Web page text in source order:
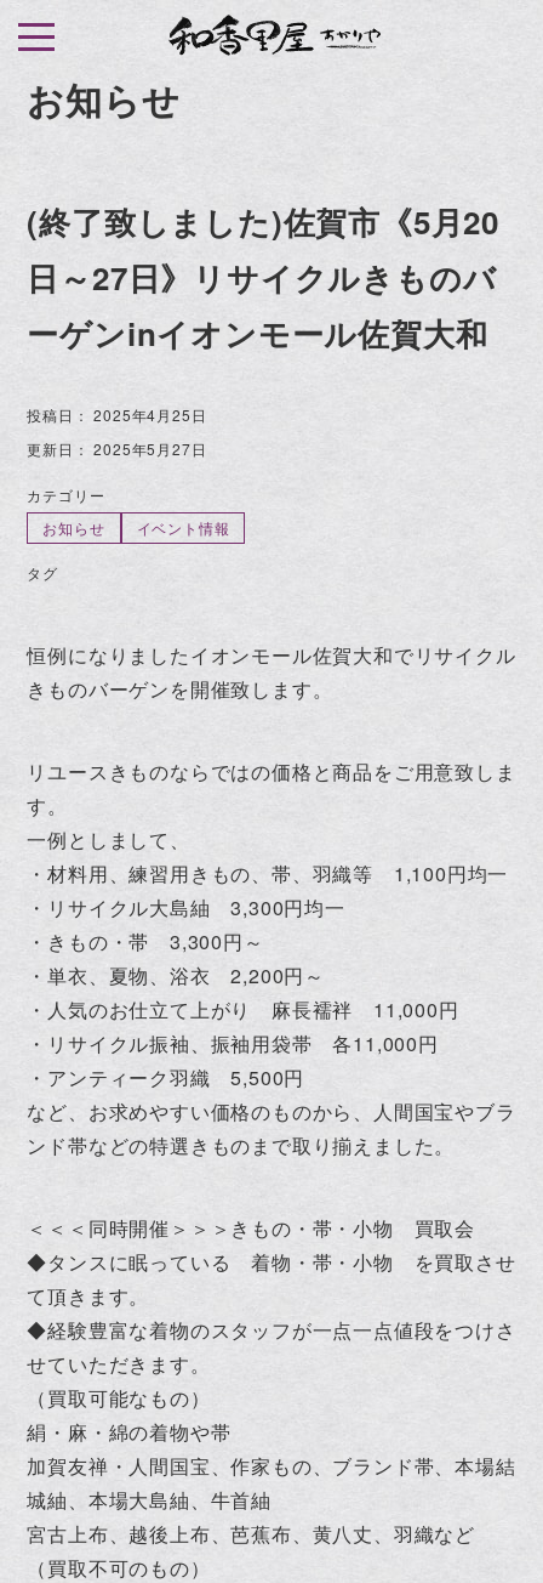
お知らせ
(終了致しました)佐賀市《5月20
日～27日》リサイクルきものバ
ーゲンinイオンモール佐賀大和
投稿日： 2025年4月25日
更新日： 2025年5月27日
カテゴリー
お知らせ
イベント情報
タグ
恒例になりましたイオンモール佐賀大和でリサイクル
きものバーゲンを開催致します。
リユースきものならではの価格と商品をご用意致しま
す。
一例としまして、
・材料用、練習用きもの、帯、羽織等 1,100円均一
・リサイクル大島紬 3,300円均一
・きもの・帯 3,300円～
・単衣、夏物、浴衣 2,200円～
・人気のお仕立て上がり 麻長襦袢 11,000円
・リサイクル振袖、振袖用袋帯 各11,000円
・アンティーク羽織 5,500円
など、お求めやすい価格のものから、人間国宝やブラ
ンド帯などの特選きものまで取り揃えました。
＜＜＜同時開催＞＞＞きもの・帯・小物 買取会
◆タンスに眠っている 着物・帯・小物 を買取させ
て頂きます。
◆経験豊富な着物のスタッフが一点一点値段をつけさ
せていただきます。
（買取可能なもの）
絹・麻・綿の着物や帯
加賀友禅・人間国宝、作家もの、ブランド帯、本場結
城紬、本場大島紬、牛首紬
宮古上布、越後上布、芭蕉布、黄八丈、羽織など
（買取不可のもの）